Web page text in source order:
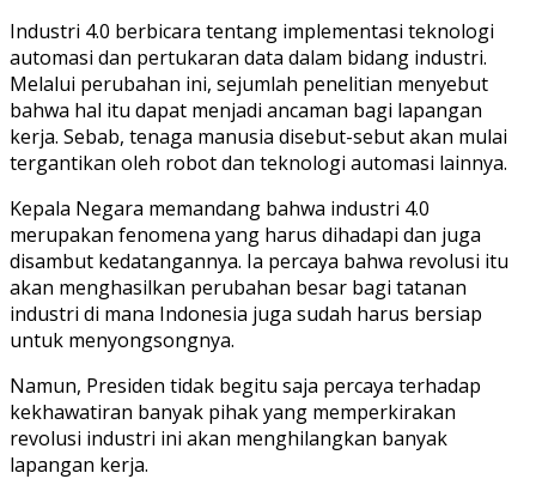
Industri 4.0 berbicara tentang implementasi teknologi
automasi dan pertukaran data dalam bidang industri.
Melalui perubahan ini, sejumlah penelitian menyebut
bahwa hal itu dapat menjadi ancaman bagi lapangan
kerja. Sebab, tenaga manusia disebut-sebut akan mulai
tergantikan oleh robot dan teknologi automasi lainnya.
Kepala Negara memandang bahwa industri 4.0
merupakan fenomena yang harus dihadapi dan juga
disambut kedatangannya. Ia percaya bahwa revolusi itu
akan menghasilkan perubahan besar bagi tatanan
industri di mana Indonesia juga sudah harus bersiap
untuk menyongsongnya.
Namun, Presiden tidak begitu saja percaya terhadap
kekhawatiran banyak pihak yang memperkirakan
revolusi industri ini akan menghilangkan banyak
lapangan kerja.